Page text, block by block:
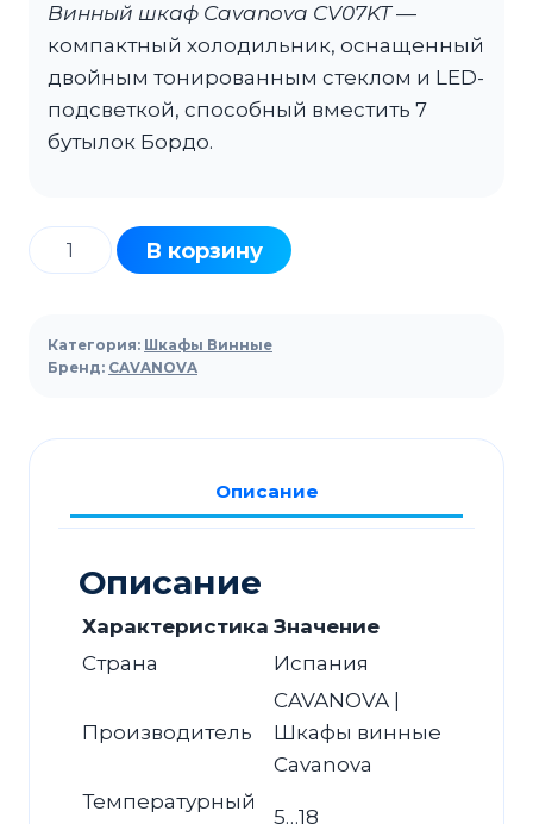
Винный шкаф Cavanova CV07KT—
компактный холодильник, оснащенный
двойным тонированным стеклом и LED-
подсветкой, способный вместить 7
бутылок Бордо.
Количество
товара
винный
Cavanova
В корзину
Категория: Шкафы Винные
Бренд: CAVANOVA
Описание
Описание
Характеристика Значение
Страна
Испания
Производитель
CAVANOVA |
Шкафы винные
Cavanova
Температурный
5…18